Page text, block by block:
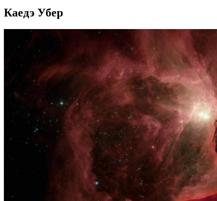
Каедэ Убер